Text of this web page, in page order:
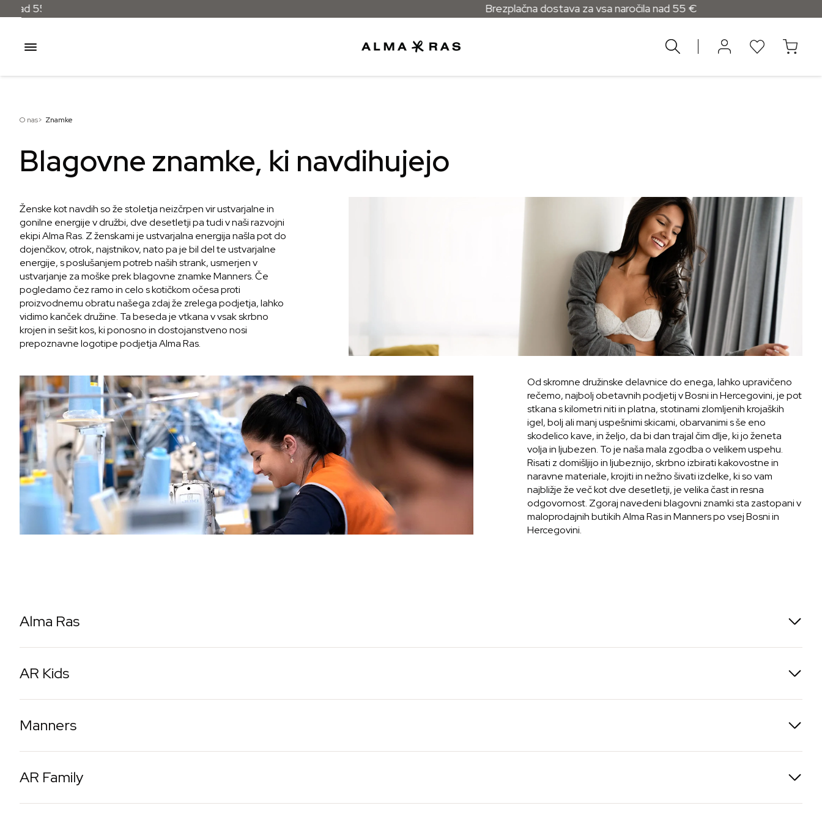
Brezplačna dostava za vsa naročila nad 55 €
O nas> Znamke
Blagovne znamke, ki navdihujejo
Ženske kot navdih so že stoletja neizčrpen vir ustvarjalne in
gonilne energije v družbi, dve desetletji pa tudi v naši razvojni
ekipi Alma Ras. Z ženskami je ustvarjalna energija našla pot do
dojenčkov, otrok, najstnikov, nato pa je bil del te ustvarjalne
energije, s poslušanjem potreb naših strank, usmerjen v
ustvarjanje za moške prek blagovne znamke Manners. Če
pogledamo čez ramo in celo s kotičkom očesa proti
proizvodnemu obratu našega zdaj že zrelega podjetja, lahko
vidimo kanček družine. Ta beseda je vtkana v vsak skrbno
krojen in sešit kos, ki ponosno in dostojanstveno nosi
prepoznavne logotipe podjetja Alma Ras.
Od skromne družinske delavnice do enega, lahko upravičeno
rečemo, najbolj obetavnih podjetij v Bosni in Hercegovini, je pot
stkana s kilometri niti in platna, stotinami zlomljenih krojaških
igel, bolj ali manj uspešnimi skicami, obarvanimi s še eno
skodelico kave, in željo, da bi dan trajal čim dlje, ki jo ženeta
volja in ljubezen. To je naša mala zgodba o velikem uspehu.
Risati z domišljijo in ljubeznijo, skrbno izbirati kakovostne in
naravne materiale, krojiti in nežno šivati izdelke, ki so vam
najbližje že več kot dve desetletji, je velika čast in resna
odgovornost. Zgoraj navedeni blagovni znamki sta zastopani v
maloprodajnih butikih Alma Ras in Manners po vsej Bosni in
Hercegovini.
Alma Ras
AR Kids
Manners
AR Family